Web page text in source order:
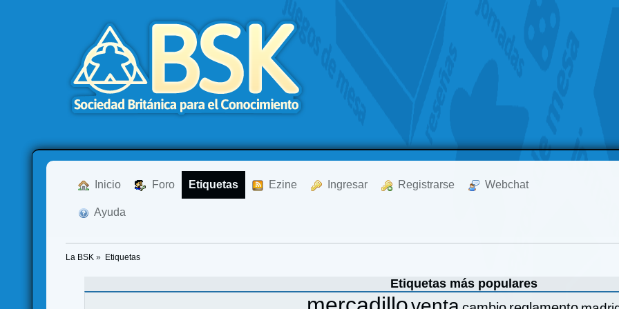
Inicio Foro Etiquetas Ezine Ingresar Registrarse Webchat
Ayuda
La BSK » Etiquetas
Etiquetas más populares